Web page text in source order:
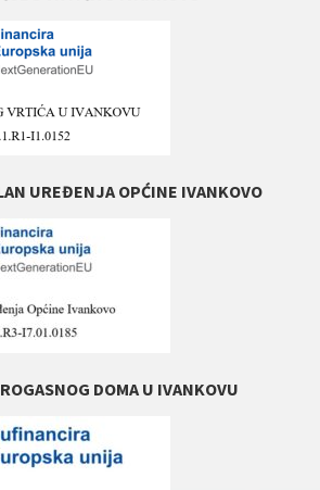
UREĐENJA OPĆINE IVANKOVO
DOMA U IVANKOVU